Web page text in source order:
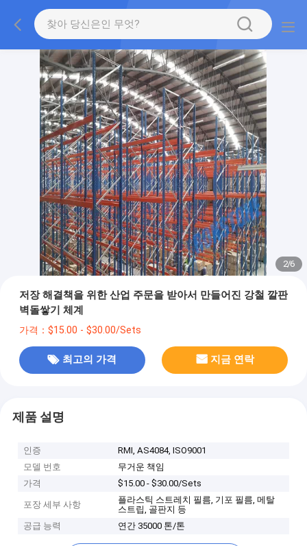
2/6
저장 해결책을 위한 산업 주문을 받아서 만들어진 강철 깔판
벽돌쌓기 체계
가격：$15.00 - $30.00/Sets
최고의 가격 지금 연락
제품 설명
인증
RMI, AS4084, ISO9001
모델 번호
무거운 책임
가격
$15.00 - $30.00/Sets
포장 세부 사항
플라스틱 스트레치 필름, 기포 필름, 메탈
스트립, 골판지 등
공급 능력
연간 35000 톤/톤